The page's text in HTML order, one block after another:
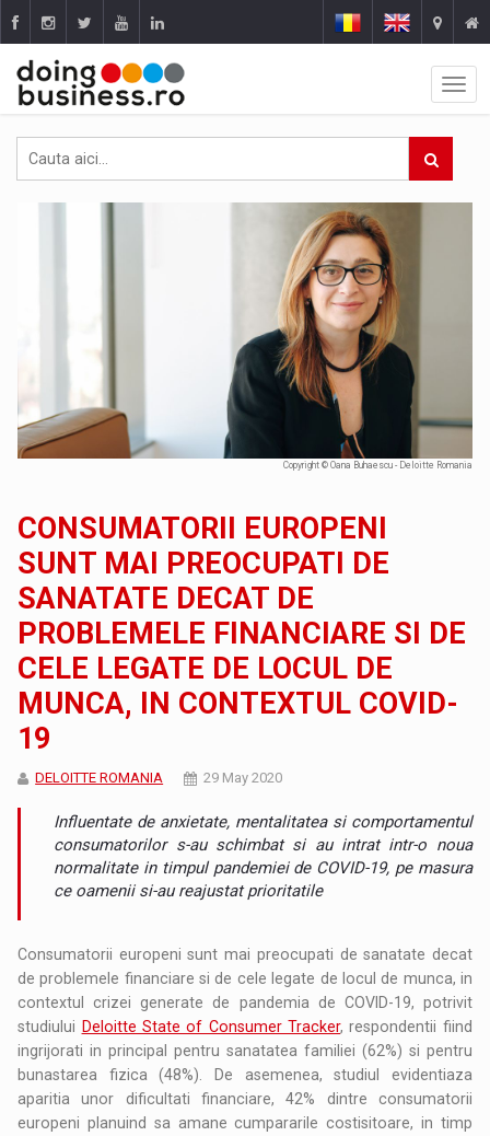
Copyright © Oana Buhaescu - Deloitte Romania
CONSUMATORII EUROPENI
SUNT MAI PREOCUPATI DE
SANATATE DECAT DE
PROBLEMELE FINANCIARE SI DE
CELE LEGATE DE LOCUL DE
MUNCA, IN CONTEXTUL COVID-
19
DELOITTE ROMANIA 29 May 2020
Influentate de anxietate, mentalitatea si comportamentul
consumatorilor s-au schimbat si au intrat intr-o noua
normalitate in timpul pandemiei de COVID-19, pe masura
ce oamenii si-au reajustat prioritatile
Consumatorii europeni sunt mai preocupati de sanatate decat
de problemele financiare si de cele legate de locul de munca, in
contextul crizei generate de pandemia de COVID-19, potrivit
studiului Deloitte State of Consumer Tracker, respondentii fiind
ingrijorati in principal pentru sanatatea familiei (62%) si pentru
bunastarea fizica (48%). De asemenea, studiul evidentiaza
aparitia unor dificultati financiare, 42% dintre consumatorii
europeni planuind sa amane cumpararile costisitoare, in timp